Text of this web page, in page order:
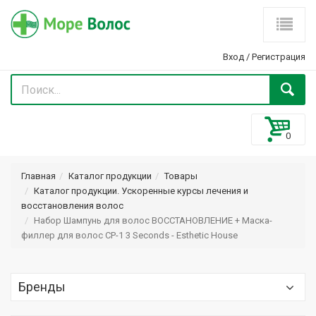
Вход / Регистрация
Главная Каталог продукции
Товары
Каталог продукции. Ускоренные курсы лечения и
восстановления волос
Набор Шампунь для волос ВОССТАНОВЛЕНИЕ + Маска-
филлер для волос CP-1 3 Seconds - Esthetic House
Бренды